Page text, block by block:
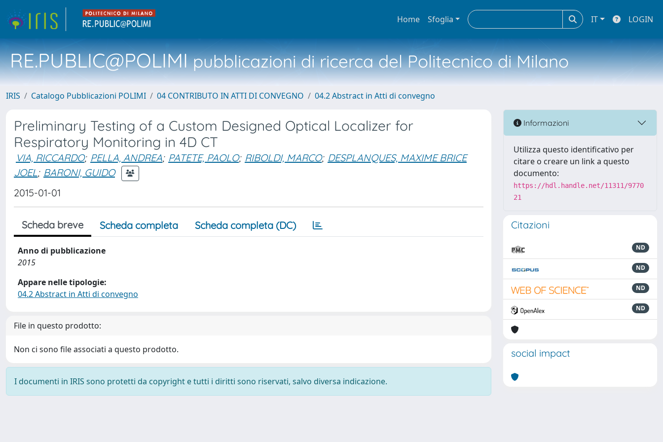
Home Sfoglia IT LOGIN
RE.PUBLIC@POLIMIpubblicazioni di ricerca del Politecnico di Milano
IRIS Catalogo Pubblicazioni POLIMI 04 CONTRIBUTO IN ATTI DI CONVEGNO 04.2 Abstract in Atti di convegno
Preliminary Testing of a Custom Designed Optical Localizer for
Respiratory Monitoring in 4D CT
VIA, RICCARDO; PELLA, ANDREA; PATETE, PAOLO; RIBOLDI, MARCO; DESPLANQUES, MAXIME BRICE
JOEL; BARONI, GUIDO
2015-01-01
Scheda breve Scheda completa Scheda completa (DC)
Anno di pubblicazione
2015
Appare nelle tipologie:
04.2 Abstract in Atti di convegno
File in questo prodotto:
Non ci sono file associati a questo prodotto.
I documenti in IRIS sono protetti da copyright e tutti i diritti sono riservati, salvo diversa indicazione.
Informazioni
Utilizza questo identificativo per
citare o creare un link a questo
documento:
https://hdl.handle.net/11311/9770
21
Citazioni
ND
ND
ND
ND
social impact